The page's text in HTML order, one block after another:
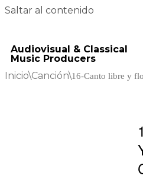
Saltar al contenido
Audiovisual & Classical
Music Producers
Inicio\Canción\16-Canto libre y